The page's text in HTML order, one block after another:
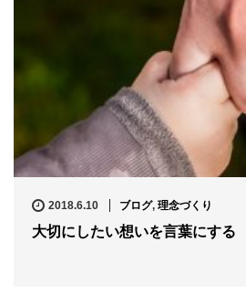
2018.6.10 ブログ, 理念づくり
大切にしたい想いを言葉にす